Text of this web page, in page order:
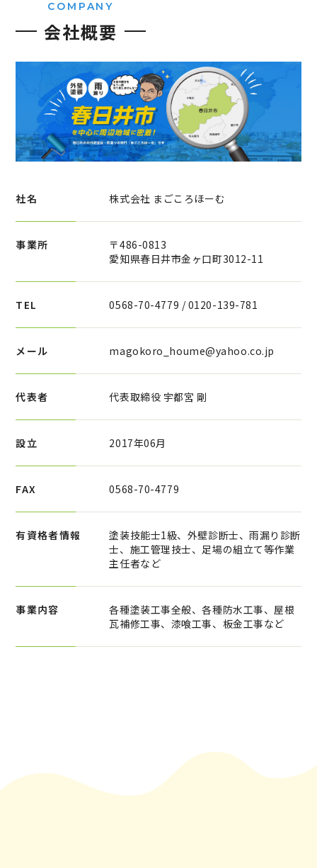
COMPANY
会社概要
社名 株式会社 まごころほーむ
事業所
〒486-0813
愛知県春日井市金ヶ口町3012-11
TEL 0568-70-4779 / 0120-139-781
メール magokoro_houme@yahoo.co.jp
代表者 代表取締役 宇都宮 剛
設立 2017年06月
FAX 0568-70-4779
有資格者情報
塗装技能士1級、外壁診断士、雨漏り診断
士、施工管理技士、足場の組立て等作業
主任者など
事業内容
各種塗装工事全般、各種防水工事、屋根
瓦補修工事、漆喰工事、板金工事など